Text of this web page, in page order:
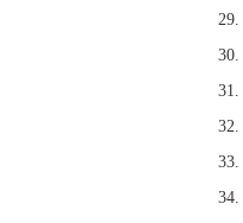
29.
30.
31.
32.
33.
34.